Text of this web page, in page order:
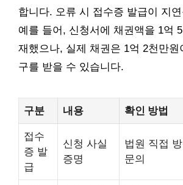
합니다. 오류 시 접수증 발급이 지
예를 들어, 신청서에 채권액을 1억
재했으나, 실제 채권은 1억 2천만원
구를 받을 수 있습니다.
구분 내용 확인 방법
접수
증 발
급
신청 사실
증명
법원 직접
문의